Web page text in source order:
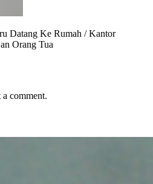
Datang Ke Rumah / Kantor
Orang Tua
a comment.